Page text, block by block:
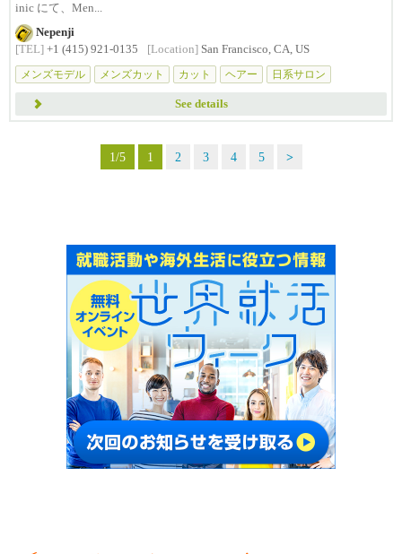
inic にて、Men...
Nepenji
[TEL] +1 (415) 921-0135 [Location] San Francisco, CA, US
メンズモデル
メンズカット カット ヘアー 日系サロン
See details
1/5 1 2 3 4 5 >